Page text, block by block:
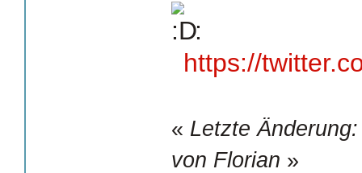
:
https://
« Letzte
von Florian »